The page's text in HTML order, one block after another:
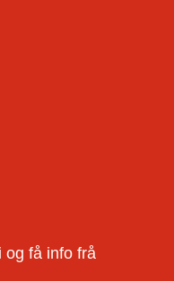
og få info frå